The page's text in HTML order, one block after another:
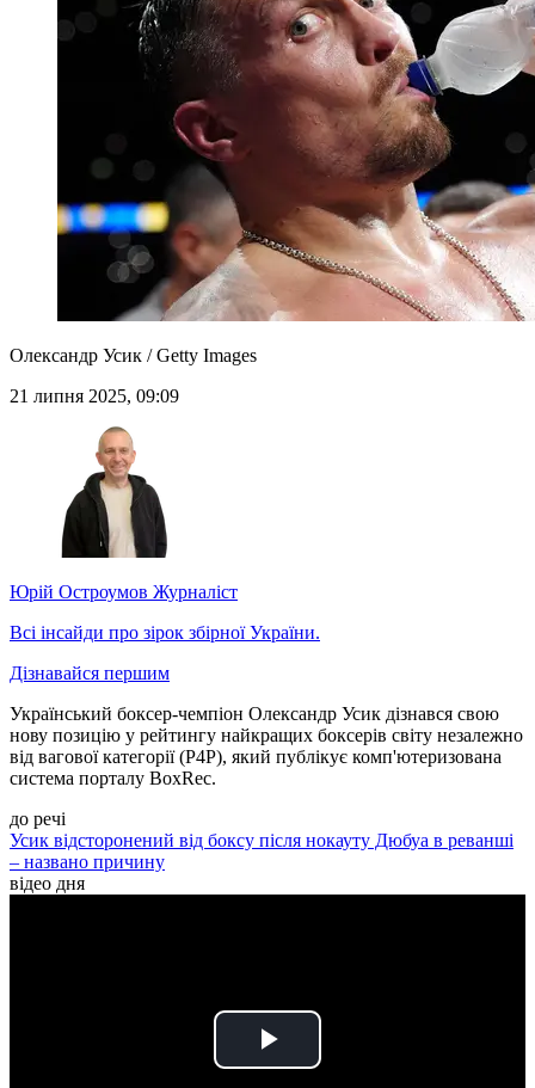
Олександр Усик / Getty Images
21 липня 2025, 09:09
Юрій Остроумов Журналіст
Всі інсайди про зірок збірної України.
Дізнавайся першим
Український боксер-чемпіон Олександр Усик дізнався свою
нову позицію у рейтингу найкращих боксерів світу незалежно
від вагової категорії (Р4Р), який публікує комп'ютеризована
система порталу BoxRec.
до речі
Усик відсторонений від боксу після нокауту Дюбуа в реванші
– названо причину
відео дня
Play